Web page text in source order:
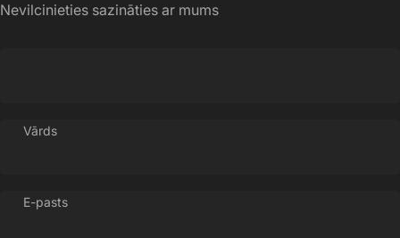
Nevilcinieties sazināties ar mums
Vārds
E-pasts